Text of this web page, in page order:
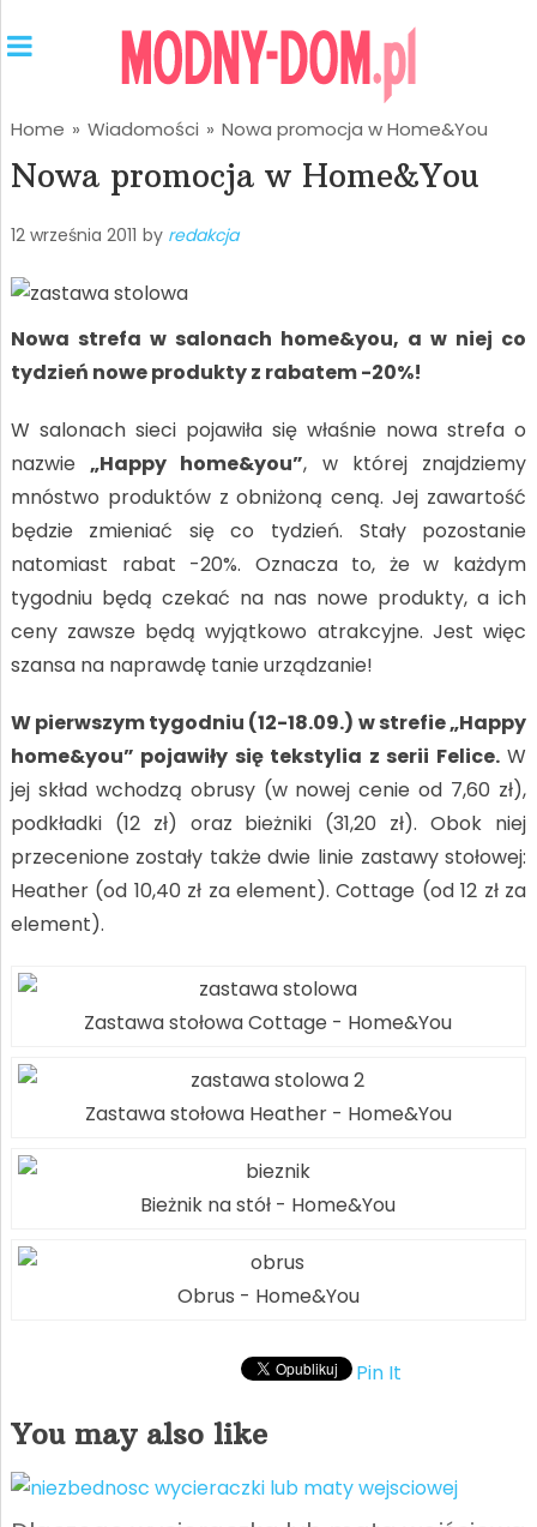
Home » Wiadomości » Nowa promocja w Home&You
Nowa promocja w Home&You
12 września 2011 by redakcja
Nowa strefa w salonach home&you, a w niej co
tydzień nowe produkty z rabatem -20%!
W salonach sieci pojawiła się właśnie nowa strefa o
nazwie„Happy home&you”, w której znajdziemy
mnóstwo produktów z obniżoną ceną. Jej zawartość
będzie zmieniać się co tydzień. Stały pozostanie
natomiast rabat -20%. Oznacza to, że w każdym
tygodniu będą czekać na nas nowe produkty, a ich
ceny zawsze będą wyjątkowo atrakcyjne. Jest więc
szansa na naprawdę tanie urządzanie!
W pierwszym tygodniu (12-18.09.) w strefie „Happy
home&you” pojawiły się tekstylia z serii Felice.W
jej skład wchodzą obrusy (w nowej cenie od 7,60 zł),
podkładki (12 zł) oraz bieżniki (31,20 zł). Obok niej
przecenione zostały także dwie linie zastawy stołowej:
Heather (od 10,40 zł za element). Cottage (od 12 zł za
element).
Zastawa stołowa Cottage - Home&You
Zastawa stołowa Heather - Home&You
Bieżnik na stół - Home&You
Obrus - Home&You
Pin It
You may also like